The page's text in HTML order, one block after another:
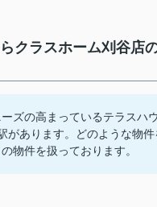
ラスホーム刈谷店
ズの高まっているテラスハ
あります。どのような物
物件を扱っております。